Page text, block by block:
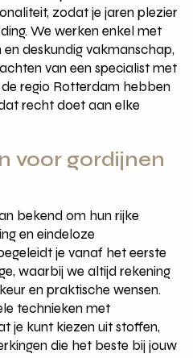
zodat je jaren plezier
We werken enkel met
deskundig vakmanschap,
van een specialist met
de regio Rotterdam hebben
recht doet aan elke
voor gordijnen
bekend om hun rijke
en eindeloze
je vanaf het eerste
waarbij we altijd rekening
en praktische wensen.
technieken met
je kunt kiezen uit stoffen,
die het beste bij jouw